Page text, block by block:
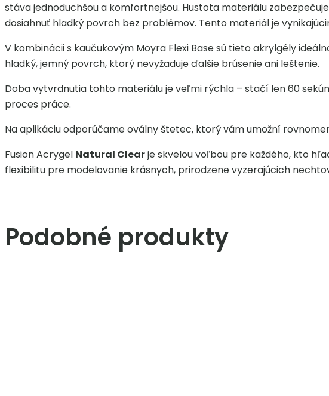
stáva jednoduchšou a komfortnejšou. Hustota materiálu
dosiahnuť hladký povrch bez problémov. Tento materiál je
V kombinácii s kaučukovým Moyra Flexi Base sú tieto akrylgély
hladký, jemný povrch, ktorý nevyžaduje ďalšie brúsenie ani leštenie.
Doba vytvrdnutia tohto materiálu je veľmi rýchla – stačí len 60
proces práce.
Na aplikáciu odporúčame oválny štetec, ktorý vám umožní
Fusion Acrygel Natural Clearje skvelou voľbou pre každého, kto
flexibilitu pre modelovanie krásnych, prirodzene vyzerajúcich
Podobné produkty